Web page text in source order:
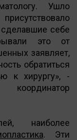
Ушло
сделавшие себе
это от
заявляет,
обратиться
к хирургу», -
наиболее
. Эти